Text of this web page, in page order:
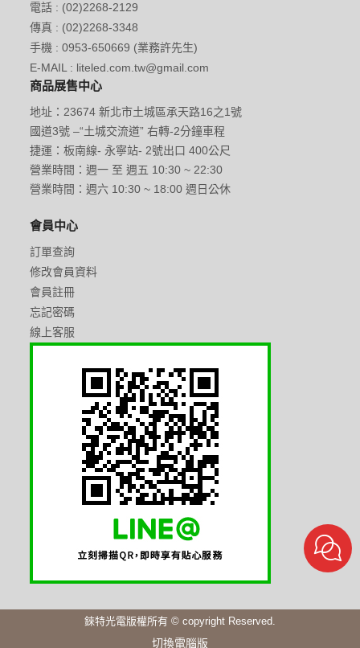
電話 : (02)2268-2129
傳真 : (02)2268-3348
手機 : 0953-650669 (業務許先生)
E-MAIL : liteled.com.tw@gmail.com
商品展售中心
地址：23674 新北市土城區承天路16之1號
國道3號 –“土城交流道” 右轉-2分鐘車程
捷運：板南線- 永寧站- 2號出口 400公尺
營業時間：週一 至 週五 10:30 ~ 22:30
營業時間：週六 10:30 ~ 18:00 週日公休
會員中心
訂單查詢
修改會員資料
會員註冊
忘記密碼
線上客服
錸特光電版權所有 © copyright Reserved.
切換電腦版